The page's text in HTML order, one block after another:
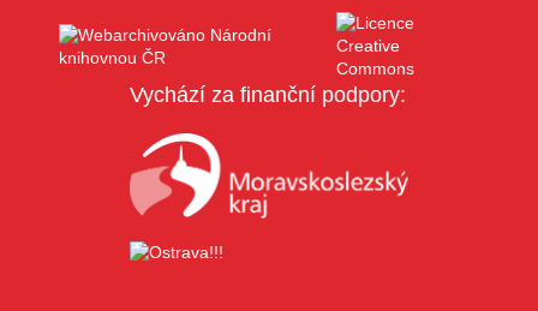
Vychází za finanční podpory: